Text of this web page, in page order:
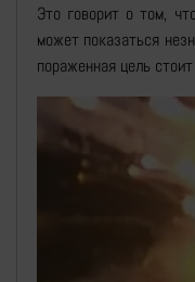
Это говорит о том,
может показаться
пораженная цель